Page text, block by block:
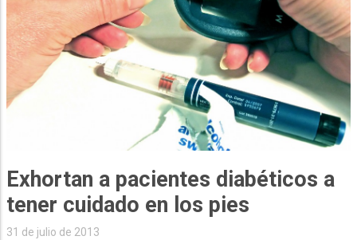
Exhortan a pacientes diabéticos a
tener cuidado en los pies
31 de julio de 2013